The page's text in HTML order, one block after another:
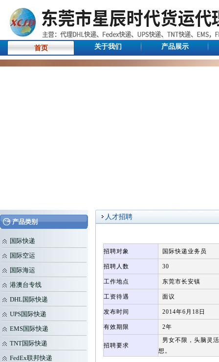
首页 关于我们 产品展示
产品类别
国际快递
国际空运
国际海运
港澳台专线
DHL国际快递
UPS国际快递
EMS国际快递
TNT国际快递
FedEx联邦快递
人才招聘
招聘对象 国际快递业务员
招聘人数 30
工作地点 东莞市长安镇
工资待遇 面议
发布时间 2014年6月18日
有效期限 2年
招聘要求
男女不限，头脑灵
想。